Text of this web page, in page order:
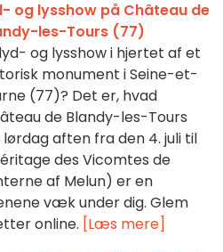
og lysshow på Château de
les-Tours (77)
og lysshow i hjertet af et
monument i Seine-et-
(77)? Det er, hvad
de Blandy-les-Tours
aften fra den 4. juli til
des Vicomtes de
af Melun) er en
væk under dig. Glem
online. [Læs mere]